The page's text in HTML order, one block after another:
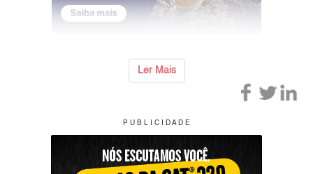
Ler Mais
P U B L I C I D A D E